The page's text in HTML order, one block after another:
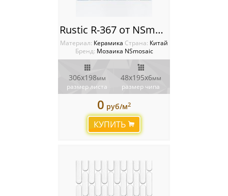
Rustic R-367 от NSmosaic
Материал: Керамика Cтрана: Китай
Бренд: Мозаика NSmosaic
306x198мм
размер листа
48х195x6мм
размер чипа
0 руб/м2
КУПИТЬ